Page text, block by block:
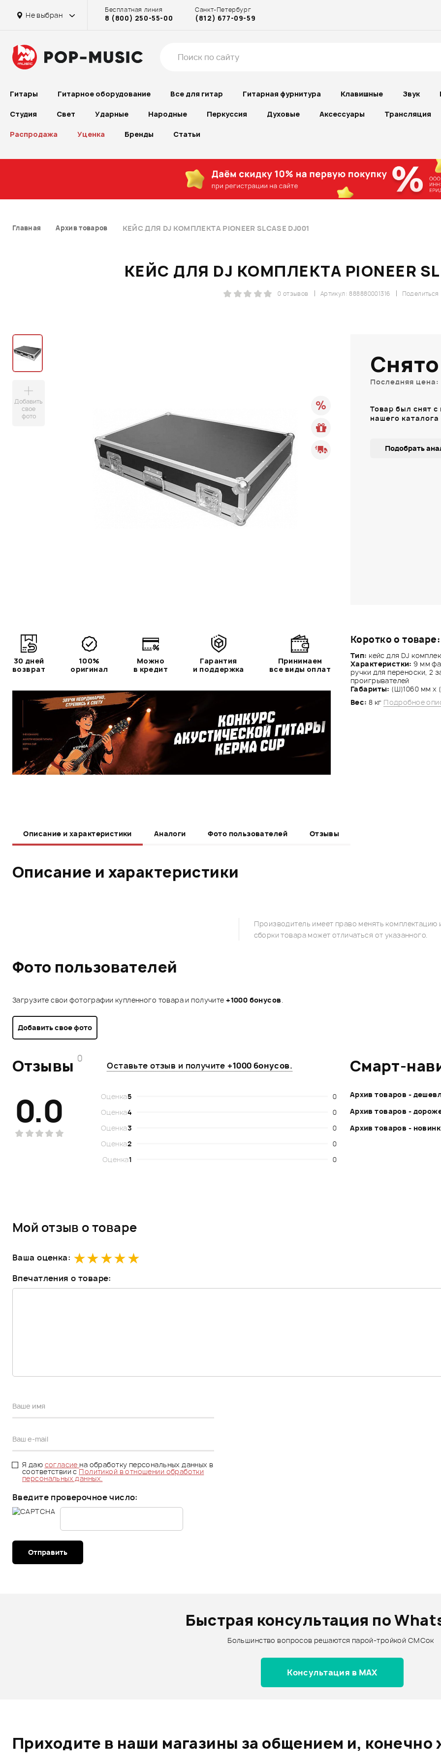
Не выбран
Бесплатная линия
8 (800) 250-55-00
Санкт-Петербург
(812) 677-09-59
Гитары Гитарное оборудование Все для гитар Гитарная фурнитура Клавишные Звук
Студия Свет Ударные Народные Перкуссия Духовые Аксессуары Трансляция
Распродажа Уценка Бренды Статьи
Главная Архив товаров КЕЙС ДЛЯ DJ КОМПЛЕКТА PIONEER SLCASE DJ001
КЕЙС ДЛЯ DJ КОМПЛЕКТА PIONEER
Поделиться
Артикул: 888880001316
0 отзывов
Добавить
свое
фото
Коротко о товаре:
Тип: кейс для DJ
Характеристки: 9 мм
ручки для переноски, 2
проигрывателей
Габариты: (Ш)1060 мм х
Вес: 8 кг Подробное
Последняя цена:
Товар был снят
нашего каталога
Подобрать
30 дней
возврат
100%
оригинал
Можно
в кредит
Гарантия
и поддержка
Принимаем
все виды оплат
Описание и характеристики Аналоги Фото пользователей Отзывы
Описание и характеристики
Производитель имеет право менять
сборки товара может отличаться от указанного.
Фото пользователей
Загрузите свои фотографии купленного товара и получите+1000 бонусов.
Добавить свое фото
Отзывы 0
Оставьте отзыв и получите +1000 бонусов.
0.0 Оценка5
0
Оценка4
0
Оценка3
0
Оценка2
0
Оценка1 0
Смарт-
Архив товаров -
Архив товаров -
Архив товаров -
Мой отзыв о товаре
Ваша оценка:
Впечатления о товаре:
Я даю согласие на обработку персональных данных в
соответствии сПолитикой в отношении обработки
персональных данных.
Введите проверочное число:
Отправить
Быстрая консультация по
Большинство вопросов решаются парой-тройкой СМСок
Консультация в MAX
Приходите в наши магазины за общением и, конечно